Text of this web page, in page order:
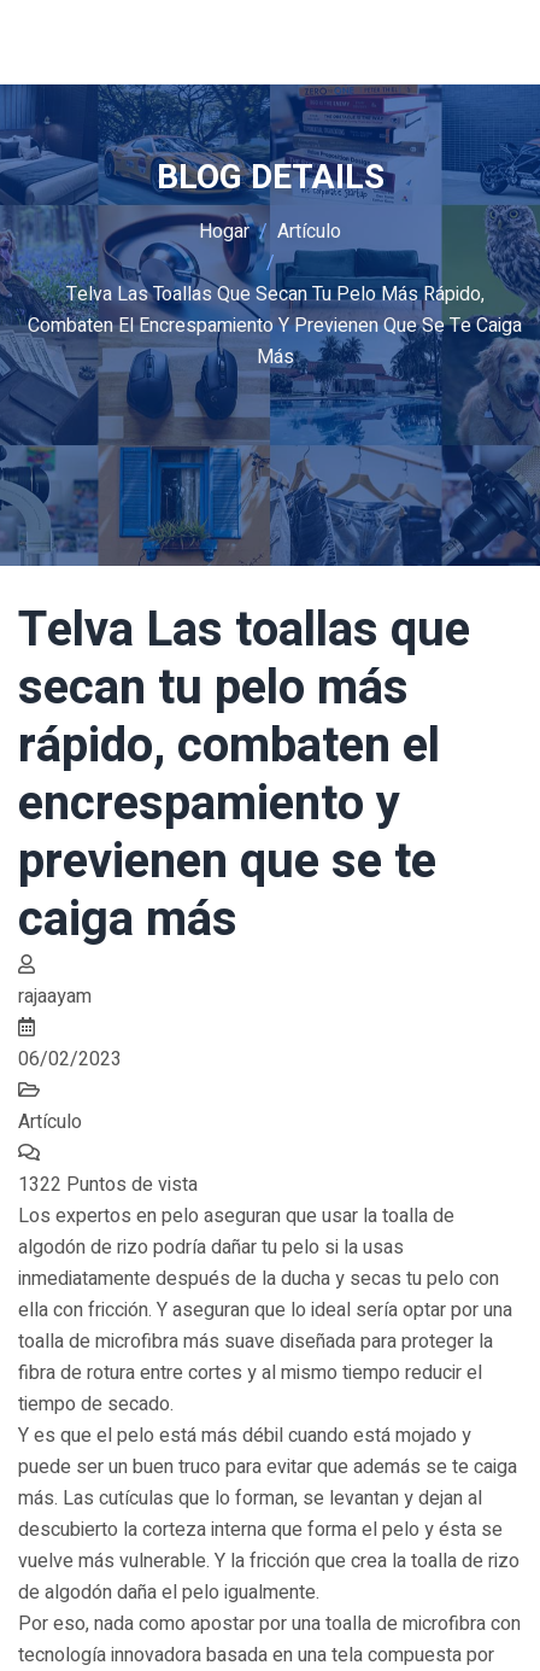
BLOG DETAILS
Hogar Artículo
Telva Las Toallas Que Secan Tu Pelo Más Rápido,
Combaten El Encrespamiento Y Previenen Que Se Te Caiga
Más
Telva Las toallas que
secan tu pelo más
rápido, combaten el
encrespamiento y
previenen que se te
caiga más
rajaayam
06/02/2023
Artículo
1322 Puntos de vista
Los expertos en pelo aseguran que usar la toalla de
algodón de rizo podría dañar tu pelo si la usas
inmediatamente después de la ducha y secas tu pelo con
ella con fricción. Y aseguran que lo ideal sería optar por una
toalla de microfibra más suave diseñada para proteger la
fibra de rotura entre cortes y al mismo tiempo reducir el
tiempo de secado.
Y es que el pelo está más débil cuando está mojado y
puede ser un buen truco para evitar que además se te caiga
más. Las cutículas que lo forman, se levantan y dejan al
descubierto la corteza interna que forma el pelo y ésta se
vuelve más vulnerable. Y la fricción que crea la toalla de rizo
de algodón daña el pelo igualmente.
Por eso, nada como apostar por una toalla de microfibra con
tecnología innovadora basada en una tela compuesta por